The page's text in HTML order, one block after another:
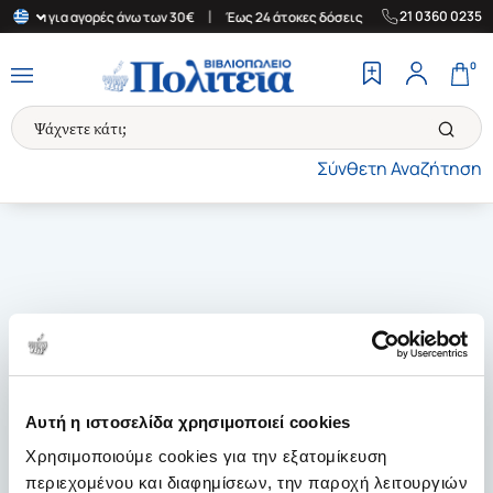
Αυτή η ιστοσελίδα χρησιμοποιεί cookies
Χρησιμοποιούμε cookies για την εξατομίκευση
περιεχομένου και διαφημίσεων, την παροχή λειτουργιών
για αγορές άνω των 30€ Έως 24 άτοκες δόσεις | Δωρεάν
21 0360 0235
Σύνθετη Αναζήτηση
0